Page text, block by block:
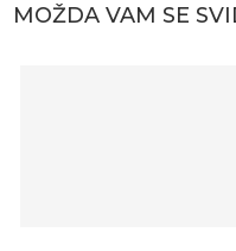
MOŽDA VAM SE